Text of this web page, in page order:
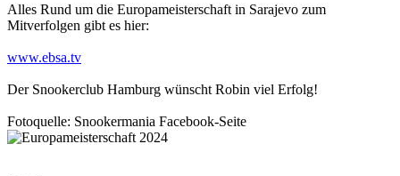
Alles Rund um die Europameisterschaft in Sarajevo zum
Mitverfolgen gibt es hier:
www.ebsa.tv
Der Snookerclub Hamburg wünscht Robin viel Erfolg!
Fotoquelle: Snookermania Facebook-Seite